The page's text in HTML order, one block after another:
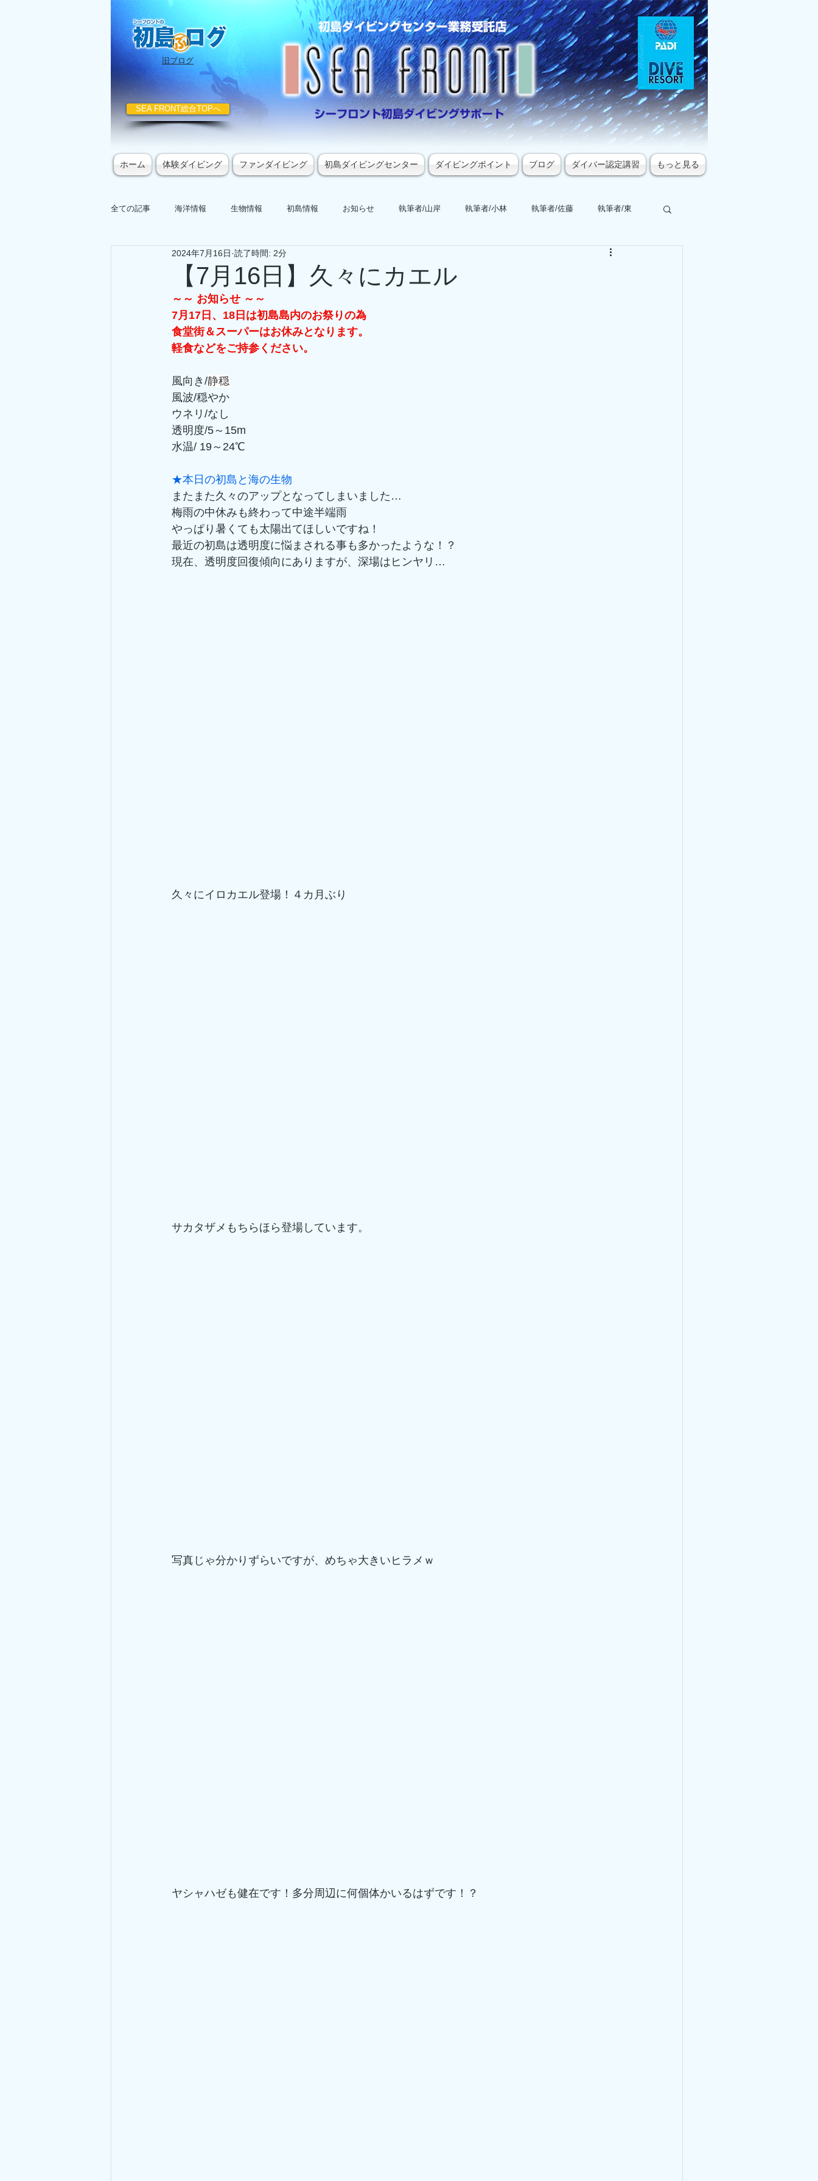
SEA FRONT総合TOPへ
​旧ブログ
ホーム 体験ダイビング ファンダイビング 初島ダイビングセンター ダイビングポイント ブログ ダイバー認定講習 もっと見る
全ての記事 海洋情報 生物情報 初島情報 お知らせ 執筆者/山岸 執筆者/小林 執筆者/佐藤 執筆者/東
【7月16日】久々にカエル
2024年7月16日 読了時間: 2分
～～ お知らせ ～～
7月17日、18日は初島島内のお祭りの為
食堂街＆スーパーはお休みとなります。
軽食などをご持参ください。
風向き/静穏
風波/穏やか
ウネリ/なし
透明度/5～15m
水温/ 19～24℃
★本日の初島と海の生物
またまた久々のアップとなってしまいました…
梅雨の中休みも終わって中途半端雨
やっぱり暑くても太陽出てほしいですね！
最近の初島は透明度に悩まされる事も多かったような！？
現在、透明度回復傾向にありますが、深場はヒンヤリ…
久々にイロカエル登場！４カ月ぶり
サカタザメもちらほら登場しています。
写真じゃ分かりずらいですが、めちゃ大きいヒラメｗ
ヤシャハゼも健在です！多分周辺に何個体かいるはずです！？